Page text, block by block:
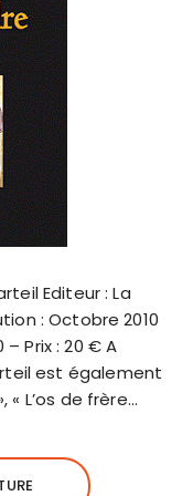
Editeur : La
: Octobre 2010
– Prix : 20 € A
est également
« L’os de frère…